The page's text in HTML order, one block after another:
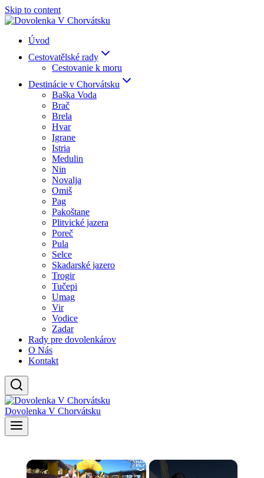
Skip to content
Úvod
Cestovatělské rady
Cestovanie k moru
Destinácie v Chorvátsku
Baška Voda
Brač
Brela
Hvar
Igrane
Istria
Medulin
Nin
Novalja
Omiš
Pag
Pakoštane
Plitvické jazera
Poreč
Pula
Selce
Skadarské jazero
Trogir
Tučepi
Umag
Vir
Vodice
Zadar
Rady pre dovolenkárov
O Nás
Kontakt
Dovolenka V Chorvátsku
×